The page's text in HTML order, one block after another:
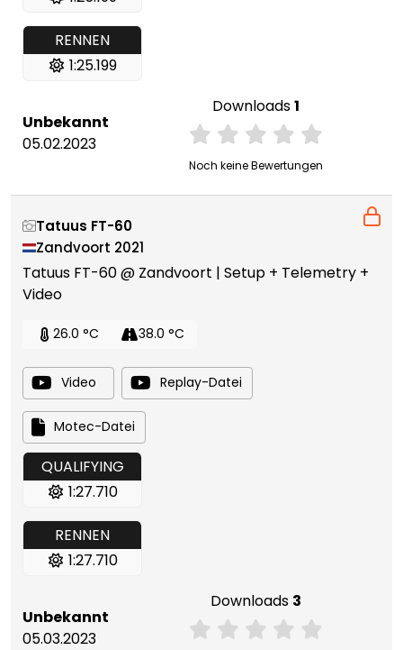
RENNEN
1:25.199
Unbekannt
05.02.2023
Downloads1
Noch keine Bewertungen
Tatuus FT-60
Zandvoort 2021
Tatuus FT-60 @ Zandvoort | Setup + Telemetry +
Video
26.0 °C 38.0 °C
Video Replay-Datei
Motec-Datei
QUALIFYING
1:27.710
RENNEN
1:27.710
Unbekannt
05.03.2023
Downloads 3